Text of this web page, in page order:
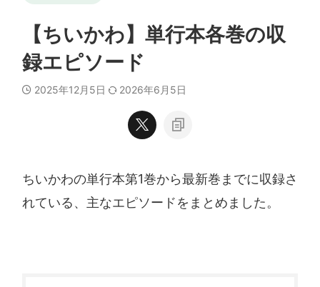
【ちいかわ】単行本各巻の収
録エピソード
2025年12月5日 2026年6月5日
ちいかわの単行本第1巻から最新巻までに収録さ
れている、主なエピソードをまとめました。